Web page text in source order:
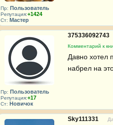
Пр: Пользователь
Репутация:+1424
Ст: Мастер
Пр: Пользователь
Репутация:+17
Ст: Новичок
375336092743
Комментарий к
Давно хотел
набрел на
Sky111331